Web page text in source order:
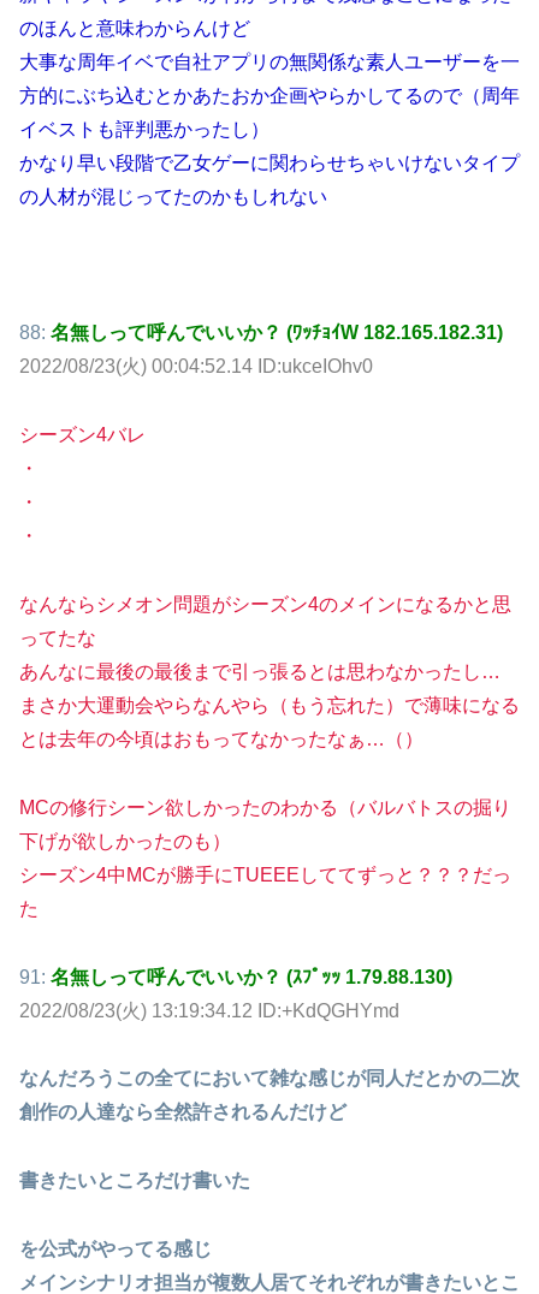
のほんと意味わからんけど
大事な周年イベで自社アプリの無関係な素人ユーザーを一
方的にぶち込むとかあたおか企画やらかしてるので（周年
イベストも評判悪かったし）
かなり早い段階で乙女ゲーに関わらせちゃいけないタイプ
の人材が混じってたのかもしれない
88: 名無しって呼んでいいか？ (ﾜｯﾁｮｲW 182.165.182.31)
2022/08/23(火) 00:04:52.14 ID:ukceIOhv0
シーズン4バレ
・
・
・
なんならシメオン問題がシーズン4のメインになるかと思
ってたな
あんなに最後の最後まで引っ張るとは思わなかったし…
まさか大運動会やらなんやら（もう忘れた）で薄味になる
とは去年の今頃はおもってなかったなぁ…（）
MCの修行シーン欲しかったのわかる（バルバトスの掘り
下げが欲しかったのも）
シーズン4中MCが勝手にTUEEEしててずっと？？？だっ
た
91: 名無しって呼んでいいか？ (ｽﾌﾟｯｯ 1.79.88.130)
2022/08/23(火) 13:19:34.12 ID:+KdQGHYmd
なんだろうこの全てにおいて雑な感じが同人だとかの二次
創作の人達なら全然許されるんだけど
書きたいところだけ書いた
を公式がやってる感じ
メインシナリオ担当が複数人居てそれぞれが書きたいとこ